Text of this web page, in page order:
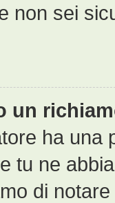
non sei
un
ha una
tu ne
di